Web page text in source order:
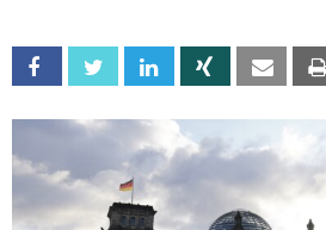
Facebook Twitter Linkedin Xing Email